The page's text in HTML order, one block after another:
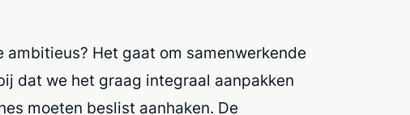
Het gaat om samenwerkende
dat we het graag integraal aanpakken
moeten beslist aanhaken. De